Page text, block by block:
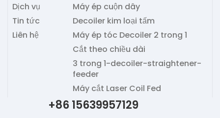
Dịch vụ
Tin tức
Liên hệ
Máy ép cuộn dây
Decoiler kim loại tấm
Máy ép tóc Decoiler 2 trong 1
Cắt theo chiều dài
3 trong 1-decoiler-straightener-
feeder
Máy cắt Laser Coil Fed
+86 15639957129